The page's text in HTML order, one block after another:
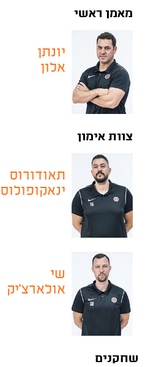
מאמן ראשי
יונתן
אלון
צוות אימון
תאודורוס
ינאקופולוס
שי
אולארצ׳יק
שחקנים